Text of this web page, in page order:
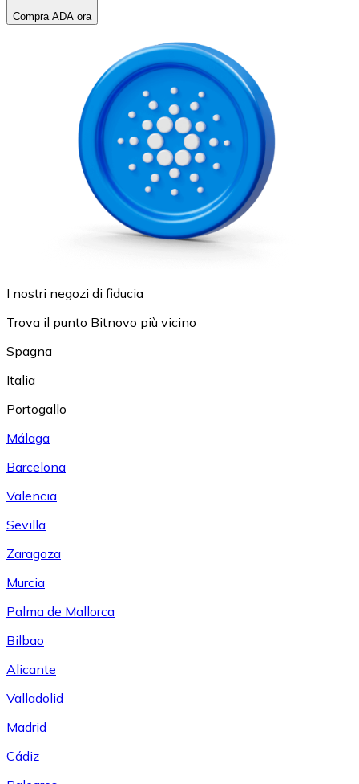
Compra ADA ora
I nostri negozi di fiducia
Trova il punto Bitnovo più vicino
Spagna
Italia
Portogallo
Málaga
Barcelona
Valencia
Sevilla
Zaragoza
Murcia
Palma de Mallorca
Bilbao
Alicante
Valladolid
Madrid
Cádiz